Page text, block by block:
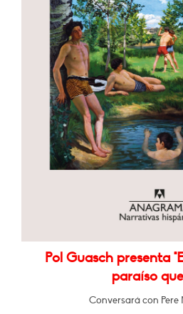
Pol Guasch presenta
paraíso
Conversará con Pere